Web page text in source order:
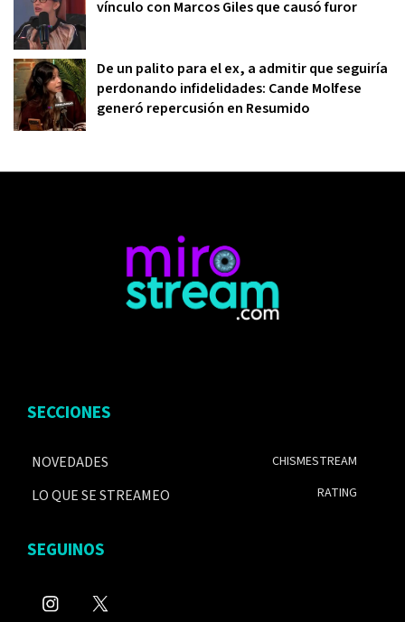
vínculo con Marcos Giles que causó furor
De un palito para el ex, a admitir que seguiría
perdonando infidelidades: Cande Molfese
generó repercusión en Resumido
SECCIONES
NOVEDADES
LO QUE SE STREAMEO
CHISMESTREAM
RATING
SEGUINOS